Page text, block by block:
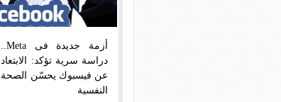
أزمة جديدة فى Meta..
دراسة سرية تؤكد: الابتعاد
عن فيسبوك يحسّن الصحة
النفسية